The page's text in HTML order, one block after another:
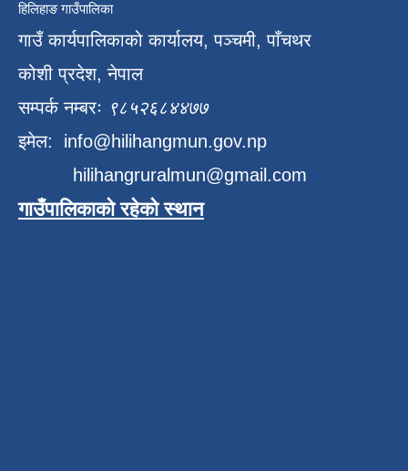
हिलिहाङ गाउँपालिका
गाउँ कार्यपालिकाको कार्यालय, पञ्चमी, पाँचथर
कोशी प्रदेश, नेपाल
सम्पर्क नम्बरः ९८५२६८४४७७
इमेल: info@hilihangmun.gov.np
hilihangruralmun@gmail.com
गाउँपालिकाको रहेको स्थान